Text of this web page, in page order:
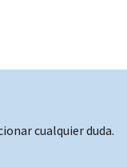
cualquier duda.